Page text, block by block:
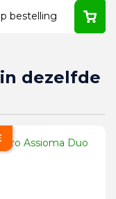
bestelling
dezelfde